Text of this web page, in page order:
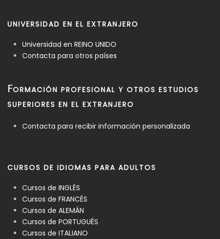
UNIVERSIDAD EN EL EXTRANJERO
Universidad en REINO UNIDO
Contacta para otros países
FORMACIÓN PROFESIONAL Y OTROS ESTUDIOS
SUPERIORES EN EL EXTRANJERO
Contacta para recibir información personalizada
CURSOS DE IDIOMAS PARA ADULTOS
Cursos de INGLÉS
Cursos de FRANCÉS
Cursos de ALEMÁN
Cursos de PORTUGUÉS
Cursos de ITALIANO